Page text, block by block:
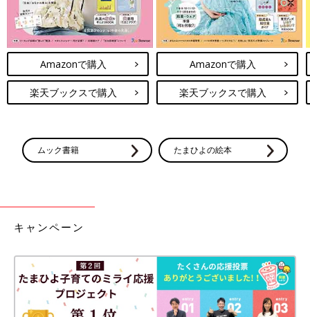
Amazonで購入
楽天ブックスで購入
Amazonで購入
楽天ブックスで購入
ムック書籍 たまひよの絵本
キャンペーン